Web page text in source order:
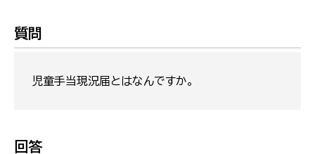
質問
児童手当現況届とはなんですか。
回答